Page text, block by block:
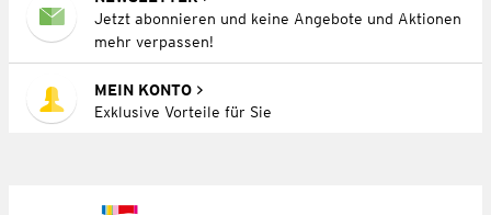
Jetzt abonnieren und keine Angebote und Aktionen
mehr verpassen!
MEIN KONTO
Exklusive Vorteile für Sie